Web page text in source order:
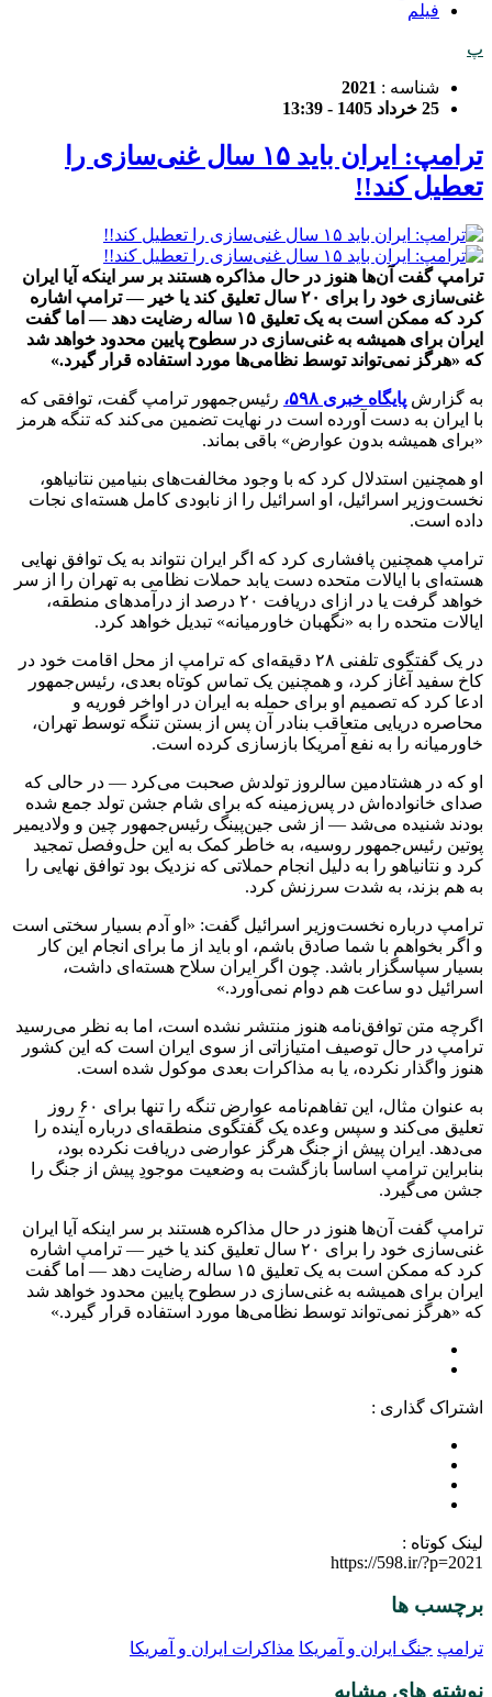
فیلم
پ
شناسه : 2021
25 خرداد 1405 - 13:39
ترامپ: ایران باید ۱۵ سال غنی‌سازی را
تعطیل کند!!
ترامپ گفت آن‌ها هنوز در حال مذاکره هستند بر سر اینکه آیا ایران
غنی‌سازی خود را برای ۲۰ سال تعلیق کند یا خیر — ترامپ اشاره
کرد که ممکن است به یک تعلیق ۱۵ ساله رضایت دهد — اما گفت
ایران برای همیشه به غنی‌سازی در سطوح پایین محدود خواهد شد
که «هرگز نمی‌تواند توسط نظامی‌ها مورد استفاده قرار گیرد.»
به گزارش پایگاه خبری ۵۹۸،
رئیس‌جمهور ترامپ گفت، توافقی که
با ایران به دست آورده است در نهایت تضمین می‌کند که تنگه هرمز
«برای همیشه بدون عوارض» باقی بماند.
او همچنین استدلال کرد که با وجود مخالفت‌های بنیامین نتانیاهو،
نخست‌وزیر اسرائیل، او اسرائیل را از نابودی کامل هسته‌ای نجات
داده است.
ترامپ همچنین پافشاری کرد که اگر ایران نتواند به یک توافق نهایی
هسته‌ای با ایالات متحده دست یابد حملات نظامی به تهران را از سر
خواهد گرفت یا در ازای دریافت ۲۰ درصد از درآمدهای منطقه،
ایالات متحده را به «نگهبان خاورمیانه» تبدیل خواهد کرد.
در یک گفتگوی تلفنی ۲۸ دقیقه‌ای که ترامپ از محل اقامت خود در
کاخ سفید آغاز کرد، و همچنین یک تماس کوتاه بعدی، رئیس‌جمهور
ادعا کرد که تصمیم او برای حمله به ایران در اواخر فوریه و
محاصره دریایی متعاقب بنادر آن پس از بستن تنگه توسط تهران،
خاورمیانه را به نفع آمریکا بازسازی کرده است.
او که در هشتادمین سالروز تولدش صحبت می‌کرد — در حالی که
صدای خانواده‌اش در پس‌زمینه که برای شام جشن تولد جمع شده
بودند شنیده می‌شد — از شی جین‌پینگ رئیس‌جمهور چین و ولادیمیر
پوتین رئیس‌جمهور روسیه، به خاطر کمک به این حل‌وفصل تمجید
کرد و نتانیاهو را به دلیل انجام حملاتی که نزدیک بود توافق نهایی را
به هم بزند، به شدت سرزنش کرد.
ترامپ درباره نخست‌وزیر اسرائیل گفت: «او آدم بسیار سختی است
و اگر بخواهم با شما صادق باشم، او باید از ما برای انجام این کار
بسیار سپاسگزار باشد. چون اگر ایران سلاح هسته‌ای داشت،
اسرائیل دو ساعت هم دوام نمی‌آورد.»
اگرچه متن توافق‌نامه هنوز منتشر نشده است، اما به نظر می‌رسید
ترامپ در حال توصیف امتیازاتی از سوی ایران است که این کشور
هنوز واگذار نکرده، یا به مذاکرات بعدی موکول شده است.
به عنوان مثال، این تفاهم‌نامه عوارض تنگه را تنها برای ۶۰ روز
تعلیق می‌کند و سپس وعده یک گفتگوی منطقه‌ای درباره آینده را
می‌دهد. ایران پیش از جنگ هرگز عوارضی دریافت نکرده بود،
بنابراین ترامپ اساساً بازگشت به وضعیت موجودِ پیش از جنگ را
جشن می‌گیرد.
ترامپ گفت آن‌ها هنوز در حال مذاکره هستند بر سر اینکه آیا ایران
غنی‌سازی خود را برای ۲۰ سال تعلیق کند یا خیر — ترامپ اشاره
کرد که ممکن است به یک تعلیق ۱۵ ساله رضایت دهد — اما گفت
ایران برای همیشه به غنی‌سازی در سطوح پایین محدود خواهد شد
که «هرگز نمی‌تواند توسط نظامی‌ها مورد استفاده قرار گیرد.»
اشتراک گذاری :
لینک کوتاه :
https://598.ir/?p=2021
برچسب ها
ترامپ جنگ ایران و آمریکا مذاکرات ایران و آمریکا
نوشته های مشابه